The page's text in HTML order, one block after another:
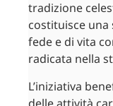
tradizione
costituisce
fede e di vita
radicata nella
L’iniziativa
delle attività